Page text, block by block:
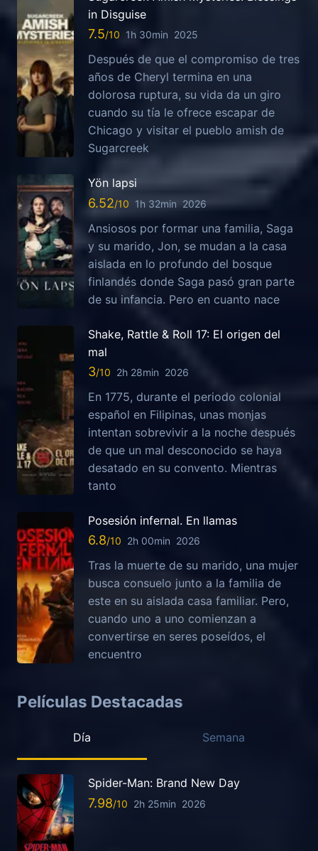
in Disguise
7.5 1h 30min 2025
Después de que el compromiso de tres
años de Cheryl termina en una
dolorosa ruptura, su vida da un giro
cuando su tía le ofrece escapar de
Chicago y visitar el pueblo amish de
Sugarcreek
Yön lapsi
6.52 1h 32min 2026
Ansiosos por formar una familia, Saga
y su marido, Jon, se mudan a la casa
aislada en lo profundo del bosque
finlandés donde Saga pasó gran parte
de su infancia. Pero en cuanto nace
Shake, Rattle & Roll 17: El origen del
mal
3 2h 28min 2026
En 1775, durante el periodo colonial
español en Filipinas, unas monjas
intentan sobrevivir a la noche después
de que un mal desconocido se haya
desatado en su convento. Mientras
tanto
Posesión infernal. En llamas
6.8 2h 00min 2026
Tras la muerte de su marido, una mujer
busca consuelo junto a la familia de
este en su aislada casa familiar. Pero,
cuando uno a uno comienzan a
convertirse en seres poseídos, el
encuentro
Películas Destacadas
Día Semana
Spider-Man: Brand New Day
7.98 2h 25min 2026